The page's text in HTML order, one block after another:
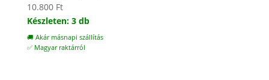
10.800 Ft
Készleten: 3 db
🚚 Akár másnapi szállítás
✅ Magyar raktárról